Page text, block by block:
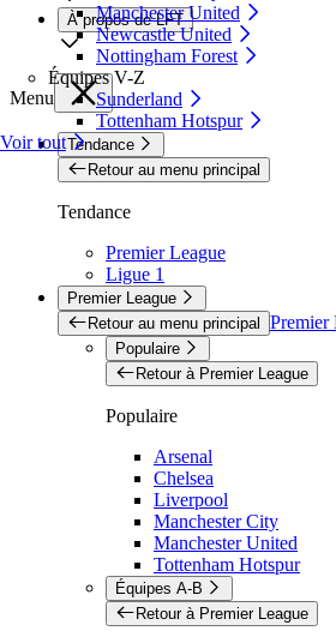
Manchester United
Newcastle United
Nottingham Forest
Équipes V-Z
Sunderland
Tottenham Hotspur
Voir tout
À propos de LFT
Menu
Tendance
Retour au menu principal
Tendance
Premier League
Ligue 1
Premier League
Retour au menu principal Premier
Populaire
Retour à Premier League
Populaire
Arsenal
Chelsea
Liverpool
Manchester City
Manchester United
Tottenham Hotspur
Équipes A-B
Retour à Premier League